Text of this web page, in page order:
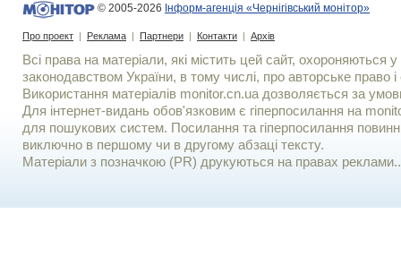
© 2005-2026 Інформ-агенція «Чернігівський монітор»
Про проект | Реклама | Партнери | Контакти | Архів
Всі права на матеріали, які містить цей сайт, охороняються у
законодавством України, в тому числі, про авторське право і
Використання матерiалiв monitor.cn.ua дозволяється за
Для iнтернет-видань обов'язковим є гiперпосилання на
для пошукових систем. Посилання та гіперпосилання
виключно в першому чи в другому абзаці тексту.
Матеріали з позначкою (PR) друкуються на правах реклами..